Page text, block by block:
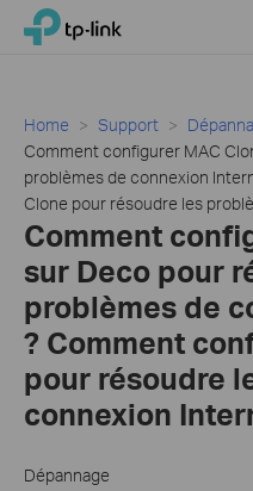
Click
navigation
TP-Link, Reliably Smart
Home Support
Comment configurer MAC
problèmes de connexion
Clone pour résoudre les
Comment
sur Deco pour
problèmes de
? Comment
pour résoudre
connexion
Dépannage